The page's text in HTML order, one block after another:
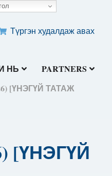
Түргэн худалдаж авах
НЬ
PARTNERS
[ҮНЭГҮЙ ТАТАЖ
[ҮНЭГҮЙ